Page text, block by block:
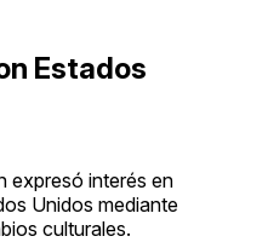
Estados
expresó interés en
Unidos mediante
culturales.